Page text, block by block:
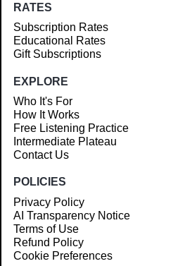
RATES
Subscription Rates
Educational Rates
Gift Subscriptions
EXPLORE
Who It's For
How It Works
Free Listening Practice
Intermediate Plateau
Contact Us
POLICIES
Privacy Policy
AI Transparency Notice
Terms of Use
Refund Policy
Cookie Preferences